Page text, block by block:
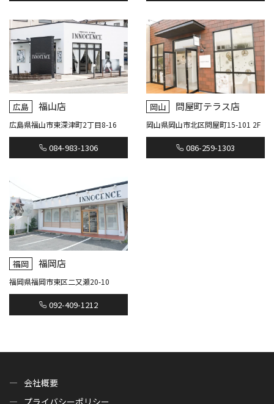
広島 福山店
広島県福山市東深津町2丁目8-16
084-983-1306
岡山 問屋町テラス店
岡山県岡山市北区問屋町15-101 2F
086-259-1303
福岡 福岡店
福岡県福岡市東区二又瀬20-10
092-409-1212
会社概要